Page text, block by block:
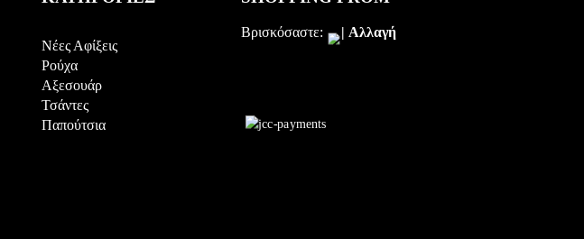
Νέες Αφίξεις
Ρούχα
Αξεσουάρ
Τσάντες
Παπούτσια
Βρισκόσαστε: | Αλλαγή